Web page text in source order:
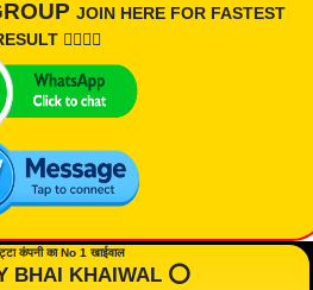
JOIN HERE FOR FASTEST
👇🏾👇🏾
कंपनी का No 1 खाईवाल
BHAI KHAIWAL ⭕️